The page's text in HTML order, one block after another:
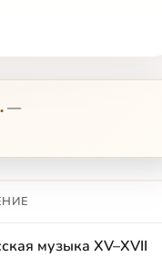
—
музыка XV–XVII